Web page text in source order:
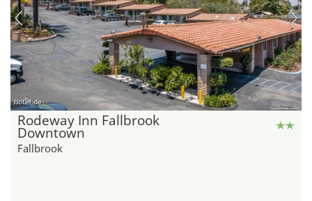
hotel.de
Rodeway Inn Fallbrook
Downtown
Fallbrook